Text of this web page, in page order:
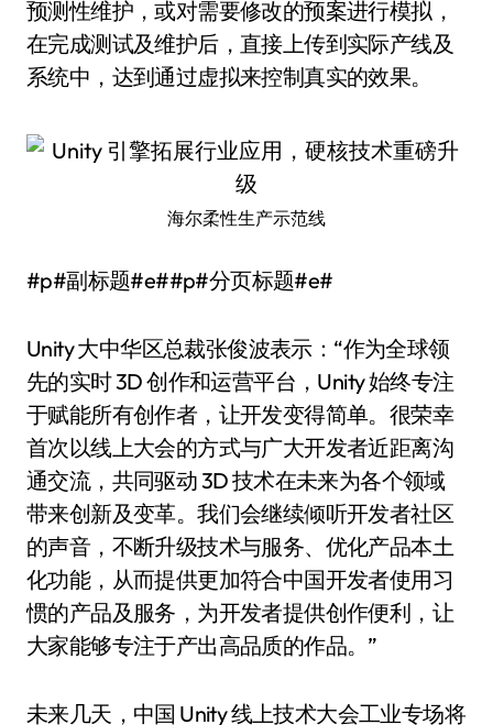
预测性维护，或对需要修改的预案进行模拟，
在完成测试及维护后，直接上传到实际产线及
系统中，达到通过虚拟来控制真实的效果。
海尔柔性生产示范线
#p#副标题#e##p#分页标题#e#
Unity 大中华区总裁张俊波表示：“作为全球领
先的实时 3D 创作和运营平台，Unity 始终专注
于赋能所有创作者，让开发变得简单。很荣幸
首次以线上大会的方式与广大开发者近距离沟
通交流，共同驱动 3D 技术在未来为各个领域
带来创新及变革。我们会继续倾听开发者社区
的声音，不断升级技术与服务、优化产品本土
化功能，从而提供更加符合中国开发者使用习
惯的产品及服务，为开发者提供创作便利，让
大家能够专注于产出高品质的作品。”
未来几天，中国 Unity 线上技术大会工业专场将